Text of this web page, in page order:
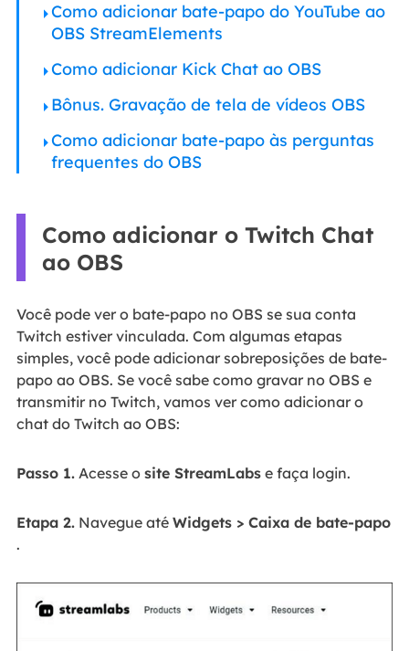
Como adicionar bate-papo do YouTube ao
OBS StreamElements
Como adicionar Kick Chat ao OBS
Bônus. Gravação de tela de vídeos OBS
Como adicionar bate-papo às perguntas
frequentes do OBS
Como adicionar o Twitch Chat
ao OBS
Você pode ver o bate-papo no OBS se sua conta
Twitch estiver vinculada. Com algumas etapas
simples, você pode adicionar sobreposições de bate-
papo ao OBS. Se você sabe como gravar no OBS e
transmitir no Twitch, vamos ver como adicionar o
chat do Twitch ao OBS:
Passo 1.Acesse o site StreamLabse faça login.
Etapa 2.Navegue até Widgets > Caixa de bate-papo
.